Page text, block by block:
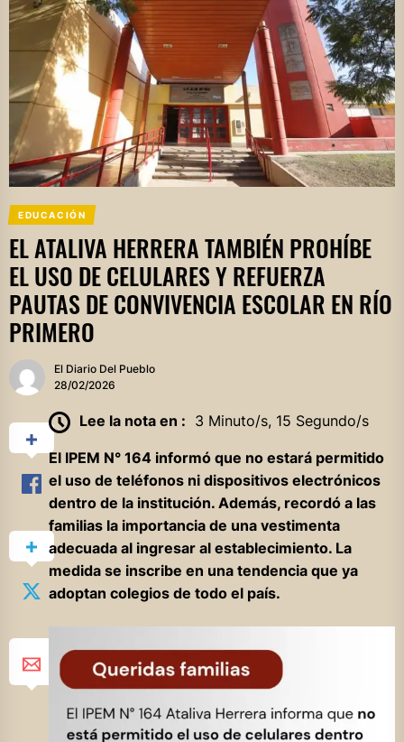
EDUCACIÓN
EL ATALIVA HERRERA TAMBIÉN PROHÍBE
EL USO DE CELULARES Y REFUERZA
PAUTAS DE CONVIVENCIA ESCOLAR EN RÍO
PRIMERO
El Diario Del Pueblo
28/02/2026
Lee la nota en : 3 Minuto/s, 15 Segundo/s
El IPEM N° 164 informó que no estará permitido
el uso de teléfonos ni dispositivos electrónicos
dentro de la institución. Además, recordó a las
familias la importancia de una vestimenta
adecuada al ingresar al establecimiento. La
medida se inscribe en una tendencia que ya
adoptan colegios de todo el país.